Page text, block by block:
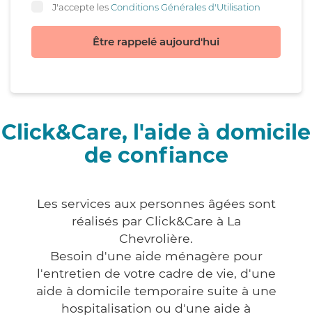
J'accepte lesConditions Générales d'Utilisation
Être rappelé aujourd'hui
Click&Care, l'aide à domicile
de confiance
Les services aux personnes âgées sont
réalisés par Click&Care à La
Chevrolière.
Besoin d'une aide ménagère pour
l'entretien de votre cadre de vie, d'une
aide à domicile temporaire suite à une
hospitalisation ou d'une aide à